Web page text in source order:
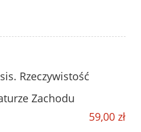
Rzeczywistość
Zachodu
59,00 zł